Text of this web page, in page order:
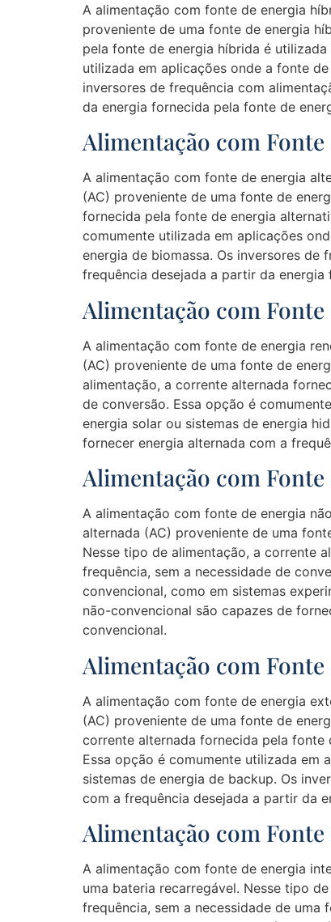
A alimentação com fonte de energia
proveniente de uma fonte de energia
pela fonte de energia híbrida é
utilizada em aplicações onde a fonte
inversores de frequência com
da energia fornecida pela fonte de
Alimentação com
A alimentação com fonte de energia
(AC) proveniente de uma fonte de
fornecida pela fonte de energia
comumente utilizada em aplicações
energia de biomassa. Os inversores
frequência desejada a partir da
Alimentação com
A alimentação com fonte de energia
(AC) proveniente de uma fonte de
alimentação, a corrente alternada
de conversão. Essa opção é
energia solar ou sistemas de energia
fornecer energia alternada com a
Alimentação com
A alimentação com fonte de energia
alternada (AC) proveniente de uma
Nesse tipo de alimentação, a corrente
frequência, sem a necessidade de
convencional, como em sistemas
não-convencional são capazes de
convencional.
Alimentação com
A alimentação com fonte de energia
(AC) proveniente de uma fonte de
corrente alternada fornecida pela fonte
Essa opção é comumente utilizada em
sistemas de energia de backup. Os
com a frequência desejada a partir da
Alimentação com
A alimentação com fonte de energia
uma bateria recarregável. Nesse tipo
frequência, sem a necessidade de